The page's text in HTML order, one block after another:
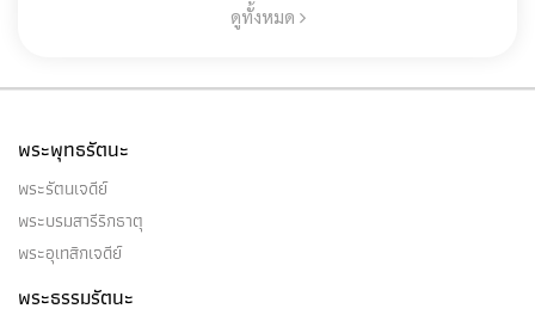
ดูทั้งหมด
พระพุทธรัตนะ
พระรัตนเจดีย์
พระบรมสารีริกธาตุ
พระอุเทสิกเจดีย์
พระธรรมรัตนะ